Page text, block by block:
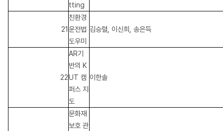
tting
21
친환경
운전법
도우미
김승렬, 이신희, 송은득
22
AR기
반의 K
UT 캠
퍼스 지
도
이한솔
문화재
보호 관